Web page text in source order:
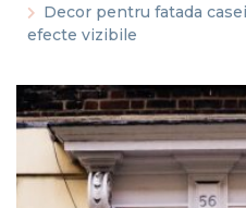
Decor pentru fatada
efecte vizibile